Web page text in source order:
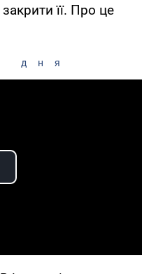
її. Про це
дня
Video